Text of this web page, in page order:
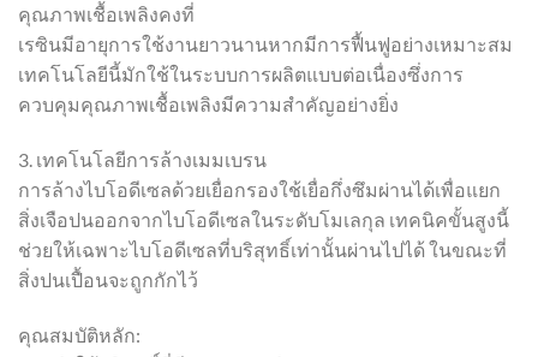
คุณภาพเชื้อเพลิงคงที่
เรซินมีอายุการใช้งานยาวนานหากมีการฟื้นฟูอย่างเหมาะสม
เทคโนโลยีนี้มักใช้ในระบบการผลิตแบบต่อเนื่องซึ่งการ
ควบคุมคุณภาพเชื้อเพลิงมีความสำคัญอย่างยิ่ง
3. เทคโนโลยีการล้างเมมเบรน
การล้างไบโอดีเซลด้วยเยื่อกรองใช้เยื่อกึ่งซึมผ่านได้เพื่อแยก
สิ่งเจือปนออกจากไบโอดีเซลในระดับโมเลกุล เทคนิคขั้นสูงนี้
ช่วยให้เฉพาะไบโอดีเซลที่บริสุทธิ์เท่านั้นผ่านไปได้ ในขณะที่
สิ่งปนเปื้อนจะถูกกักไว้
คุณสมบัติหลัก: